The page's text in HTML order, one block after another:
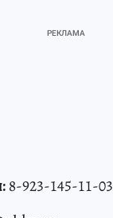
8-923-145-11-03